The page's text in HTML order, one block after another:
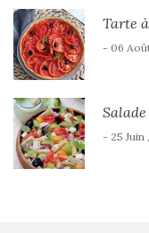
Tarte
- 06
- 25 Juin